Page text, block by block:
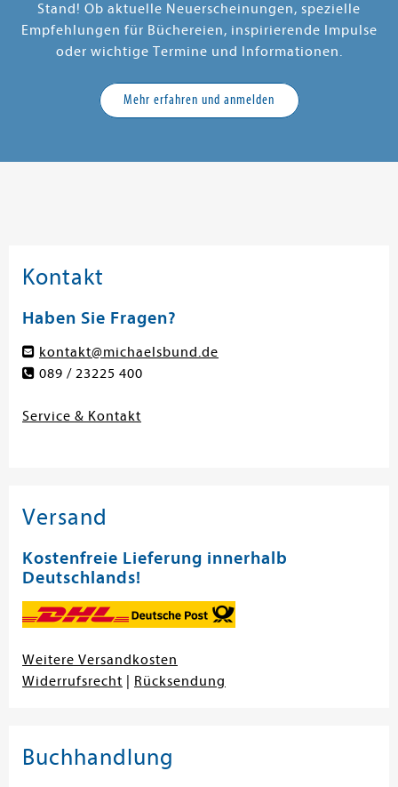
Stand! Ob aktuelle Neuerscheinungen, spezielle
Empfehlungen für Büchereien, inspirierende Impulse
oder wichtige Termine und Informationen.
Mehr erfahren und anmelden
Kontakt
Haben Sie Fragen?
kontakt@michaelsbund.de
089 / 23225 400
Service & Kontakt
Versand
Kostenfreie Lieferung innerhalb
Deutschlands!
Weitere Versandkosten
Widerrufsrecht
Rücksendung
Buchhandlung